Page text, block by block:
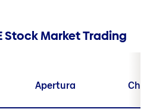
Stock Market Trading
Apertura